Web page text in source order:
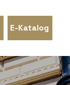
E-Katalog